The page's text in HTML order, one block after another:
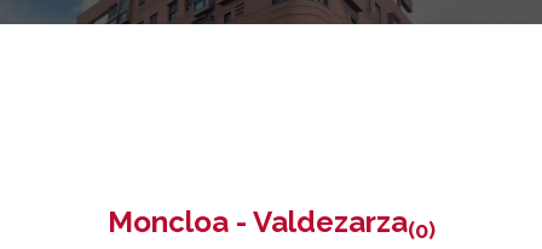
Moncloa - Valdezarza(0)